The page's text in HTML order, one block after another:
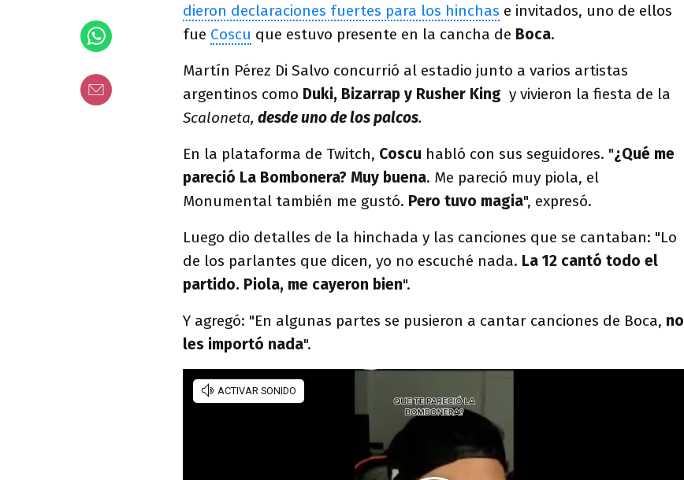
dieron declaraciones fuertes para los hinchas e invitados, uno de ellos
fue Coscu que estuvo presente en la cancha de Boca.
Martín Pérez Di Salvo concurrió al estadio junto a varios artistas
argentinos como Duki, Bizarrap y Rusher King y vivieron la fiesta de la
Scaloneta, desde uno de los palcos.
En la plataforma de Twitch, Coscu habló con sus seguidores. "¿Qué me
pareció La Bombonera? Muy buena. Me pareció muy piola, el
Monumental también me gustó. Pero tuvo magia", expresó.
Luego dio detalles de la hinchada y las canciones que se cantaban: "Lo
de los parlantes que dicen, yo no escuché nada. La 12 cantó todo el
partido. Piola, me cayeron bien".
Y agregó: "En algunas partes se pusieron a cantar canciones de Boca, no
les importó nada".